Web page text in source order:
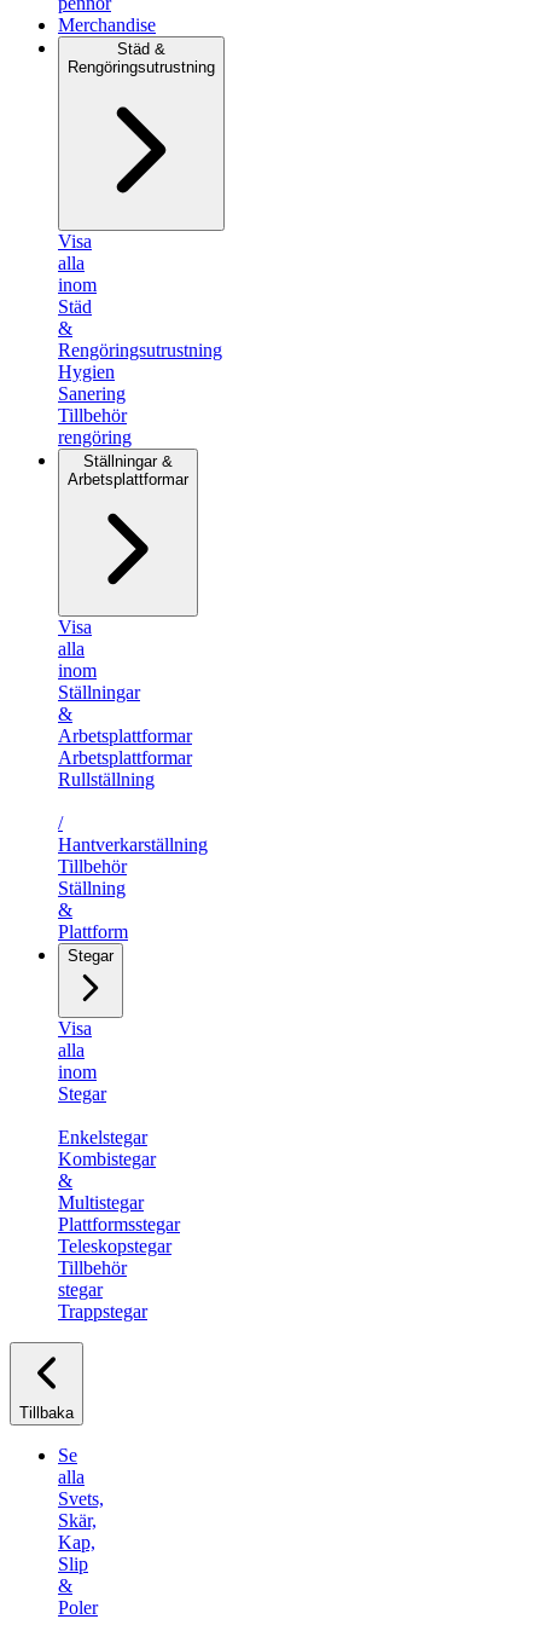
Merchandise
Städ &
Rengöringsutrustning
Visa
alla
inom
Städ
&
Rengöringsutrustning
Hygien
Sanering
Tillbehör
rengöring
Ställningar &
Arbetsplattformar
Visa
alla
inom
Ställningar
&
Arbetsplattformar
Arbetsplattformar
Rullställning
/​
Hantverkarställning
Tillbehör
Ställning
&
Plattform
Stegar
Visa
alla
inom
Stegar
Enkelstegar
Kombistegar
&
Multistegar
Plattformsstegar
Teleskopstegar
Tillbehör
stegar
Trappstegar
Tillbaka
Se
alla
Svets,
Skär,
Kap,
Slip
&
Poler